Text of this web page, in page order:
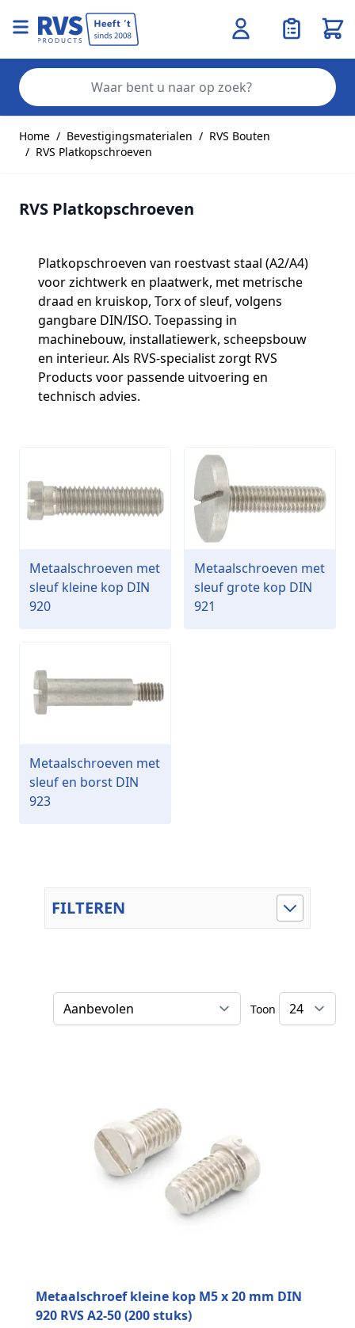
Home / Bevestigingsmaterialen / RVS Bouten
/ RVS Platkopschroeven
RVS Platkopschroeven
Platkopschroeven van roestvast staal (A2/A4)
voor zichtwerk en plaatwerk, met metrische
draad en kruiskop, Torx of sleuf, volgens
gangbare DIN/ISO. Toepassing in
machinebouw, installatiewerk, scheepsbouw
en interieur. Als RVS‑specialist zorgt RVS
Products voor passende uitvoering en
technisch advies.
Metaalschroeven met
sleuf kleine kop DIN
920
Metaalschroeven met
sleuf grote kop DIN
921
Metaalschroeven met
sleuf en borst DIN
923
FILTEREN
Sorteer op
Toon
Metaalschroef kleine kop M5 x 20 mm DIN
920 RVS A2-50 (200 stuks)